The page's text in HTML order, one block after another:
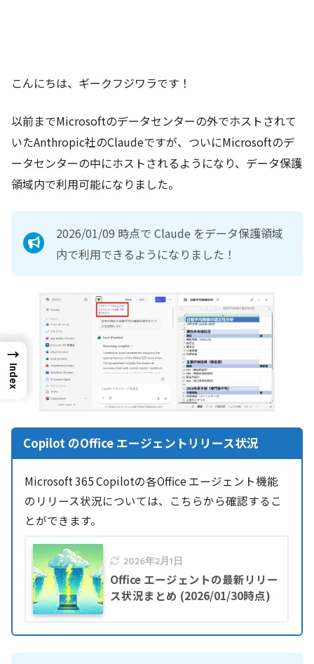
こんにちは、ギークフジワラです！
以前までMicrosoftのデータセンターの外でホストされて
いたAnthropic社のClaudeですが、ついにMicrosoftのデ
ータセンターの中にホストされるようになり、データ保護
領域内で利用可能になりました。
2026/01/09 時点で Claude をデータ保護領域
内で利用できるようになりました！
Copilot のOffice エージェントリリース状況
Microsoft 365 Copilotの各Office エージェント機能
のリリース状況については、こちらから確認するこ
とができます。
2026年2月1日
Office エージェントの最新リリー
ス状況まとめ (2026/01/30時点)
→
Index